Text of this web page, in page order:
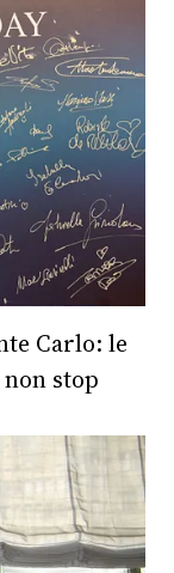
Carlo: le
stop